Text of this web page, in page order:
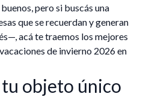
pero si buscás una
que se recuerdan y generan
acá te traemos los mejores
de invierno 2026 en
tu objeto único